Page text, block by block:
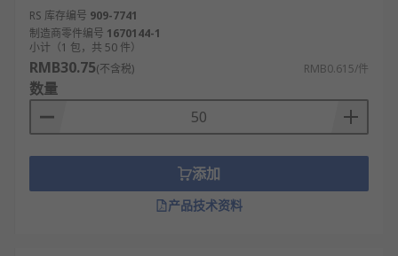
RS 库存编号 909-7741
制造商零件编号 1670144-1
小计（1 包，共 50 件）
RMB30.75(不含税) RMB0.615/件
数量
添加
产品技术资料